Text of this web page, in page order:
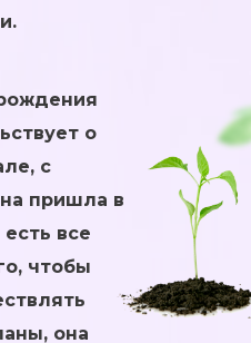
о
с
пришла в
все
чтобы
она